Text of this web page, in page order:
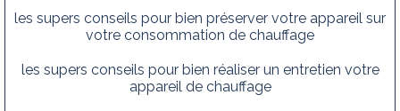
les supers conseils pour bien préserver votre appareil sur
votre consommation de chauffage
les supers conseils pour bien réaliser un entretien votre
appareil de chauffage